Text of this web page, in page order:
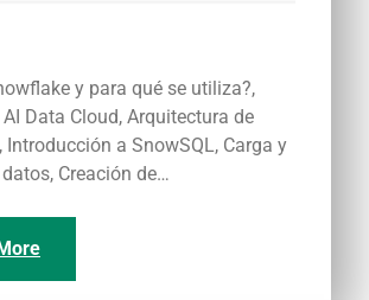
y para qué se utiliza?,
Data Cloud, Arquitectura de
Introducción a SnowSQL, Carga y
Creación de…